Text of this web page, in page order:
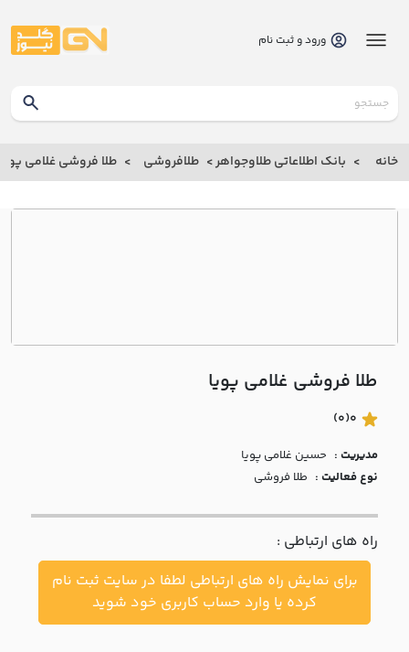
بانک
بانک
اطلاعاتی
درباره
با ما
مقالات
اخبار
پرسش
متداول
خواست
ورود و ثبت نام
خانه بانک اطلاعاتی طلاوجواهر طلافروشی طلا فروشی غلامي پويا
طلا فروشی غلامي پويا
0
(0)
مدیریت : حسين غلامي پويا
نوع فعالیت : طلا فروشی
راه های ارتباطی :
برای نمایش راه های ارتباطی لطفا در سایت ثبت نام
کرده یا وارد حساب کاربری خود شوید